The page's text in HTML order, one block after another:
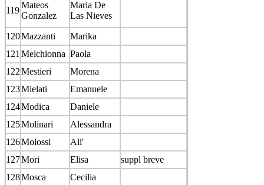
119
Mateos
Gonzalez
Maria De
Las Nieves
120Mazzanti
Marika
121 Melchionna Paola
122Mestieri
Morena
123Mielati
Emanuele
124Modica
Daniele
125Molinari
Alessandra
126Molossi
Ali'
127Mori Elisa
suppl breve
128Mosca
Cecilia